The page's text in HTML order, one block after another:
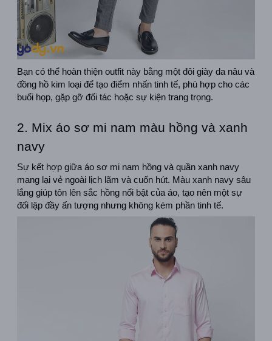
Bạn có thể hoàn thiện outfit này bằng một đôi giày da nâu và
đồng hồ kim loại để tạo điểm nhấn tinh tế, phù hợp cho các
buổi họp, gặp gỡ đối tác hoặc sự kiện trang trọng.
2. Mix áo sơ mi nam màu hồng và xanh
navy
Sự kết hợp giữa áo sơ mi nam hồng và quần xanh navy
mang lại vẻ ngoài lịch lãm và cuốn hút. Màu xanh navy sâu
lắng giúp tôn lên sắc hồng nổi bật của áo, tạo nên một sự
đối lập đầy ấn tượng nhưng không kém phần tinh tế.